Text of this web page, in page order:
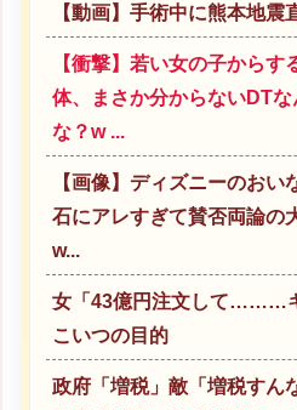
【動画】手術中に熊本地震
【衝撃】若い女の子からす
体、まさか分からないDTな
な？w ...
【画像】ディズニーのおい
石にアレすぎて賛否両論の
w...
女「43億円注文して………
こいつの目的
政府「増税」敵「増税すん